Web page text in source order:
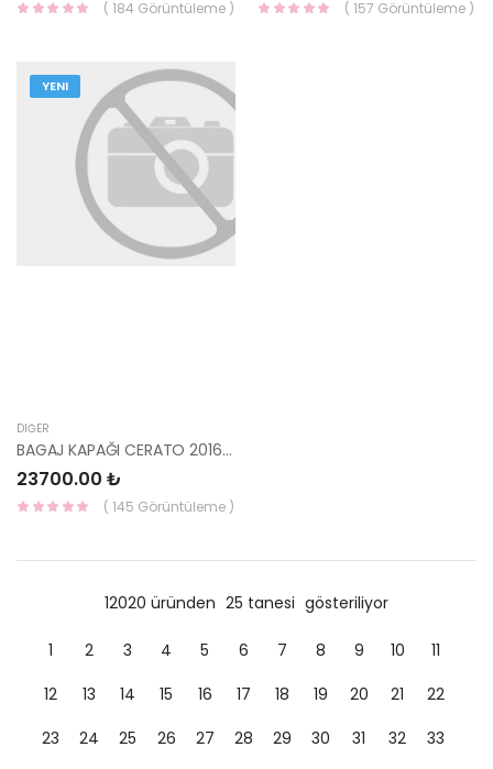
( 184 Görüntüleme ) ( 157 Görüntüleme )
YENI
DIĞER
BAGAJ KAPAĞI CERATO 2016- 69200-A7070-HMC
23700.00 ₺
( 145 Görüntüleme )
12020 üründen 25 tanesi gösteriliyor
1 2 3 4 5 6 7 8 9 10
11
12
13 14 15 16 17 18 19 20 21
22
23
24 25 26 27 28 29 30 31 32
33